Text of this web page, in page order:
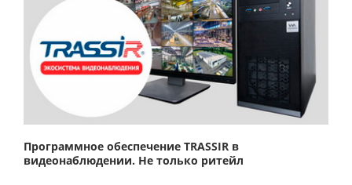
Программное обеспечение TRASSIR в
видеонаблюдении. Не только ритейл